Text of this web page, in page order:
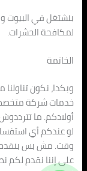
بنشتغل في البيوت
لمكافحة الحشرات.
الخاتمة
وبكدا، نكون
خدمات شركة
لو عندكم أي
وقت. مش بس بنقدم
على إننا نقدم